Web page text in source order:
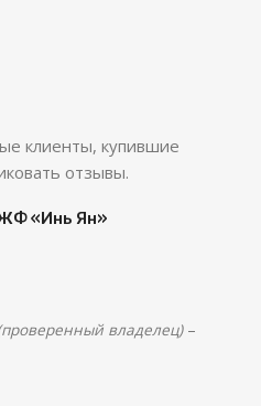
«Инь Ян»
владелец) –
клиенты, купившие
отзывы.